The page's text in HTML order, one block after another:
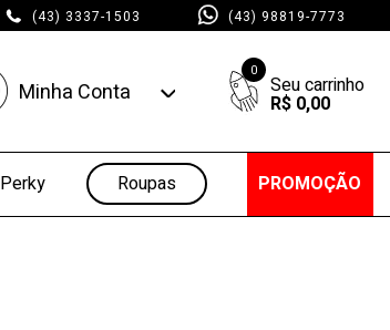
(43) 3337-1503 (43) 98819-7773
Minha Conta
Minhas Compras
0
R$ 0,00
Perky Roupas PROMOÇÃO